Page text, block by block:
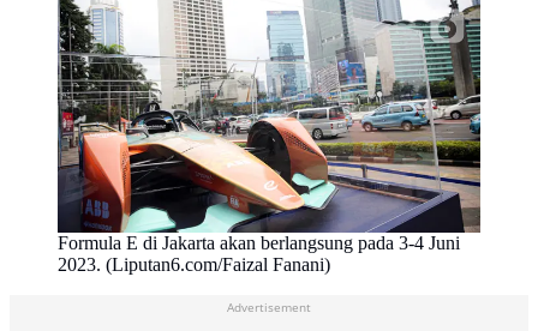
Formula E di Jakarta akan berlangsung pada 3-4 Juni
2023. (Liputan6.com/Faizal Fanani)
Advertisement